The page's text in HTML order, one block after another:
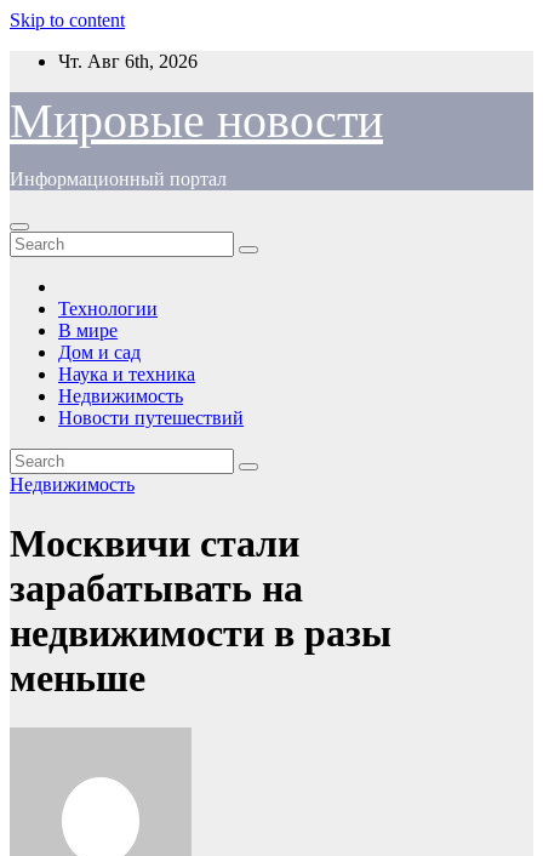
Skip to content
Чт. Авг 6th, 2026
Мировые новости
Информационный портал
Технологии
В мире
Дом и сад
Наука и техника
Недвижимость
Новости путешествий
Недвижимость
Москвичи стали
зарабатывать на
недвижимости в разы
меньше